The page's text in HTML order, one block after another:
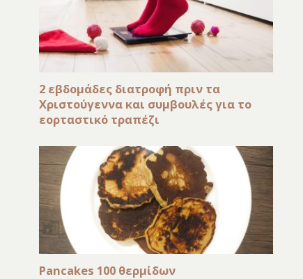
2 εβδομάδες διατροφή πριν τα
Χριστούγεννα και συμβουλές για το
εορταστικό τραπέζι
Pancakes 100 θερμίδων